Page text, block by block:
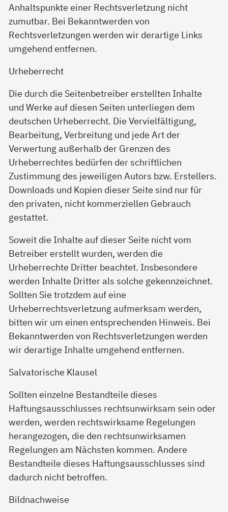
Anhaltspunkte einer Rechtsverletzung nicht
zumutbar. Bei Bekanntwerden von
Rechtsverletzungen werden wir derartige Links
umgehend entfernen.
Urheberrecht
Die durch die Seitenbetreiber erstellten Inhalte
und Werke auf diesen Seiten unterliegen dem
deutschen Urheberrecht. Die Vervielfältigung,
Bearbeitung, Verbreitung und jede Art der
Verwertung außerhalb der Grenzen des
Urheberrechtes bedürfen der schriftlichen
Zustimmung des jeweiligen Autors bzw. Erstellers.
Downloads und Kopien dieser Seite sind nur für
den privaten, nicht kommerziellen Gebrauch
gestattet.
Soweit die Inhalte auf dieser Seite nicht vom
Betreiber erstellt wurden, werden die
Urheberrechte Dritter beachtet. Insbesondere
werden Inhalte Dritter als solche gekennzeichnet.
Sollten Sie trotzdem auf eine
Urheberrechtsverletzung aufmerksam werden,
bitten wir um einen entsprechenden Hinweis. Bei
Bekanntwerden von Rechtsverletzungen werden
wir derartige Inhalte umgehend entfernen.
Salvatorische Klausel
Sollten einzelne Bestandteile dieses
Haftungsausschlusses rechtsunwirksam sein oder
werden, werden rechtswirksame Regelungen
herangezogen, die den rechtsunwirksamen
Regelungen am Nächsten kommen. Andere
Bestandteile dieses Haftungsausschlusses sind
dadurch nicht betroffen.
Bildnachweise